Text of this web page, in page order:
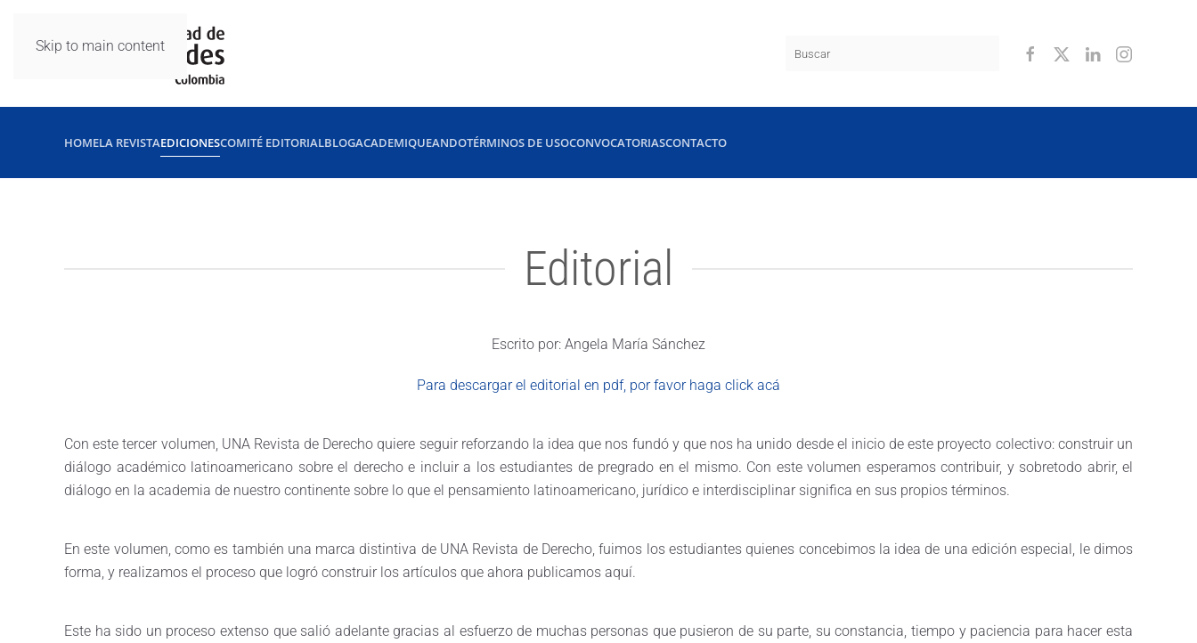
Skip to main content
HOMELA REVISTAEDICIONESCOMITÉ EDITORIALBLOGACADEMIQUEANDOTÉRMINOS DE USOCONVOCATORIASCONTACTO
Editorial
Escrito por: Angela María Sánchez
Para descargar el editorial en pdf, por favor haga click acá
Con este tercer volumen, UNA Revista de Derecho quiere seguir reforzando la idea que nos fundó y que nos ha unido desde el inicio de este proyecto colectivo: construir un
diálogo académico latinoamericano sobre el derecho e incluir a los estudiantes de pregrado en el mismo. Con este volumen esperamos contribuir, y sobretodo abrir, el
diálogo en la academia de nuestro continente sobre lo que el pensamiento latinoamericano, jurídico e interdisciplinar significa en sus propios términos.
En este volumen, como es también una marca distintiva de UNA Revista de Derecho, fuimos los estudiantes quienes concebimos la idea de una edición especial, le dimos
forma, y realizamos el proceso que logró construir los artículos que ahora publicamos aquí.
Este ha sido un proceso extenso que salió adelante gracias al esfuerzo de muchas personas que pusieron de su parte, su constancia, tiempo y paciencia para hacer esta